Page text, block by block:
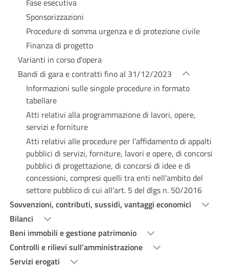
Fase esecutiva
Sponsorizzazioni
Procedure di somma urgenza e di protezione civile
Finanza di progetto
Varianti in corso d'opera
Bandi di gara e contratti fino al 31/12/2023
Informazioni sulle singole procedure in formato
tabellare
Atti relativi alla programmazione di lavori, opere,
servizi e forniture
Atti relativi alle procedure per l’affidamento di appalti
pubblici di servizi, forniture, lavori e opere, di concorsi
pubblici di progettazione, di concorsi di idee e di
concessioni, compresi quelli tra enti nell'ambito del
settore pubblico di cui all'art. 5 del dlgs n. 50/2016
Sovvenzioni, contributi, sussidi, vantaggi economici
Bilanci
Beni immobili e gestione patrimonio
Controlli e rilievi sull’amministrazione
Servizi erogati